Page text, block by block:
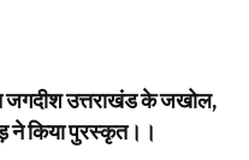
जगदीश उत्तराखंड के जखोल,
ने किया पुरस्कृत।।